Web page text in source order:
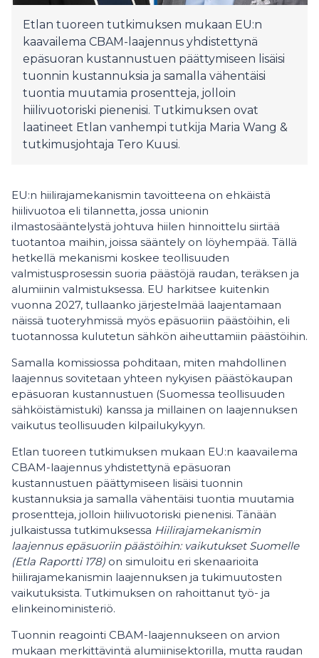
Etlan tuoreen tutkimuksen mukaan EU:n
kaavailema CBAM-laajennus yhdistettynä
epäsuoran kustannustuen päättymiseen lisäisi
tuonnin kustannuksia ja samalla vähentäisi
tuontia muutamia prosentteja, jolloin
hiilivuotoriski pienenisi. Tutkimuksen ovat
laatineet Etlan vanhempi tutkija Maria Wang &
tutkimusjohtaja Tero Kuusi.
EU:n hiilirajamekanismin tavoitteena on ehkäistä
hiilivuotoa eli tilannetta, jossa unionin
ilmastosääntelystä johtuva hiilen hinnoittelu siirtää
tuotantoa maihin, joissa sääntely on löyhempää. Tällä
hetkellä mekanismi koskee teollisuuden
valmistusprosessin suoria päästöjä raudan, teräksen ja
alumiinin valmistuksessa. EU harkitsee kuitenkin
vuonna 2027, tullaanko järjestelmää laajentamaan
näissä tuoteryhmissä myös epäsuoriin päästöihin, eli
tuotannossa kulutetun sähkön aiheuttamiin päästöihin.
Samalla komissiossa pohditaan, miten mahdollinen
laajennus sovitetaan yhteen nykyisen päästökaupan
epäsuoran kustannustuen (Suomessa teollisuuden
sähköistämistuki) kanssa ja millainen on laajennuksen
vaikutus teollisuuden kilpailukykyyn.
Etlan tuoreen tutkimuksen mukaan EU:n kaavailema
CBAM-laajennus yhdistettynä epäsuoran
kustannustuen päättymiseen lisäisi tuonnin
kustannuksia ja samalla vähentäisi tuontia muutamia
prosentteja, jolloin hiilivuotoriski pienenisi. Tänään
julkaistussa tutkimuksessa Hiilirajamekanismin
laajennus epäsuoriin päästöihin: vaikutukset Suomelle
(Etla Raportti 178) on simuloitu eri skenaarioita
hiilirajamekanismin laajennuksen ja tukimuutosten
vaikutuksista. Tutkimuksen on rahoittanut työ- ja
elinkeinoministeriö.
Tuonnin reagointi CBAM-laajennukseen on arvion
mukaan merkittävintä alumiinisektorilla, mutta raudan